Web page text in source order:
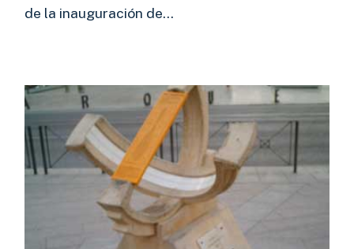
de la inauguración de…